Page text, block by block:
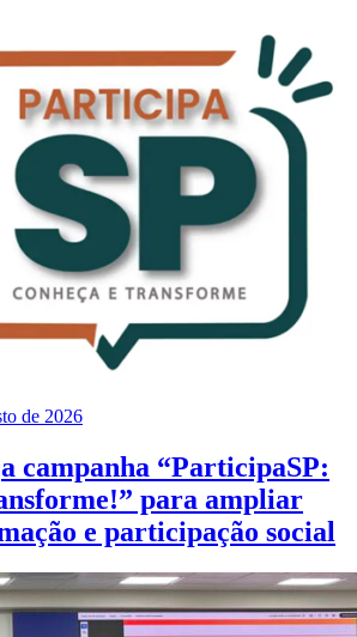
de 2026
campanha “ParticipaSP:
para ampliar
e participação social